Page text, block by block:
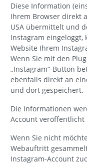
Diese Information
Ihrem Browser direkt
USA übermittelt und
Instagram eingeloggt,
Website Ihrem
Wenn Sie mit den
„Instagram“-Button
ebenfalls direkt an
und dort gespeichert.
Die Informationen
Account
Wenn Sie nicht
Webauftritt
Instagram-Account